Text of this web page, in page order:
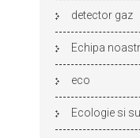
detector gaz
Echipa
eco
Ecologie si